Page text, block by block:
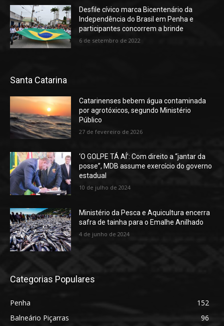
Desfile cívico marca Bicentenário da
Independência do Brasil em Penha e
participantes concorrem a brinde
6 de setembro de 2022
Santa Catarina
Catarinenses bebem água contaminada
por agrotóxicos, segundo Ministério
Público
27 de fevereiro de 2026
‘O GOLPE TÁ AÍ’: Com direito a “jantar da
posse”, MDB assume exercício do governo
estadual
10 de julho de 2024
Ministério da Pesca e Aquicultura encerra
safra de tainha para o Emalhe Anilhado
4 de junho de 2024
Categorias Populares
Penha
152
Balneário Piçarras
96